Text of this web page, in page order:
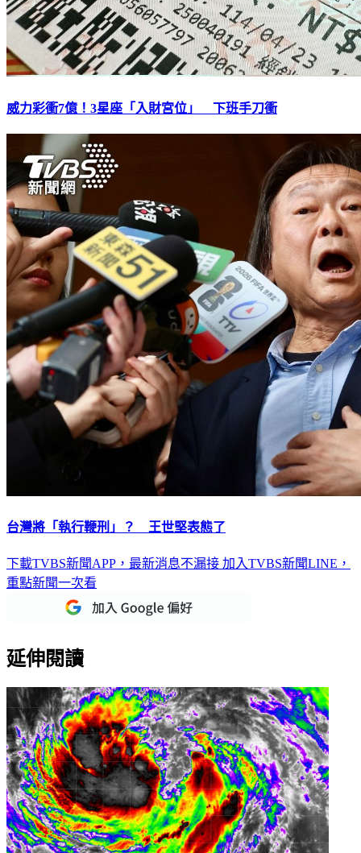
威力彩衝7億！3星座「入財宮位」 下班手刀衝
台灣將「執行鞭刑」？ 王世堅表態了
下載TVBS新聞APP，最新消息不漏接 加入TVBS新聞LINE，
重點新聞一次看
延伸閱讀